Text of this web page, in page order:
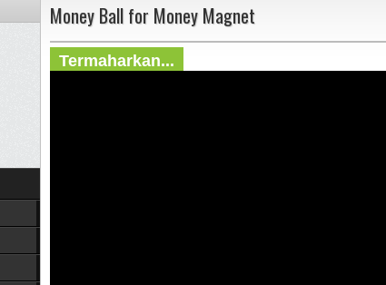
Money Ball for Money Magnet
Termaharkan...